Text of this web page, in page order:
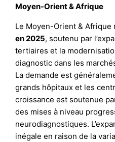
Moyen-Orient & Afrique
Le Moyen-Orient &
en 2025, soutenu par
tertiaires et la
diagnostic dans les
La demande est
grands hôpitaux et les
croissance est soutenue
des mises à niveau
neurodiagnostiques.
inégale en raison de la